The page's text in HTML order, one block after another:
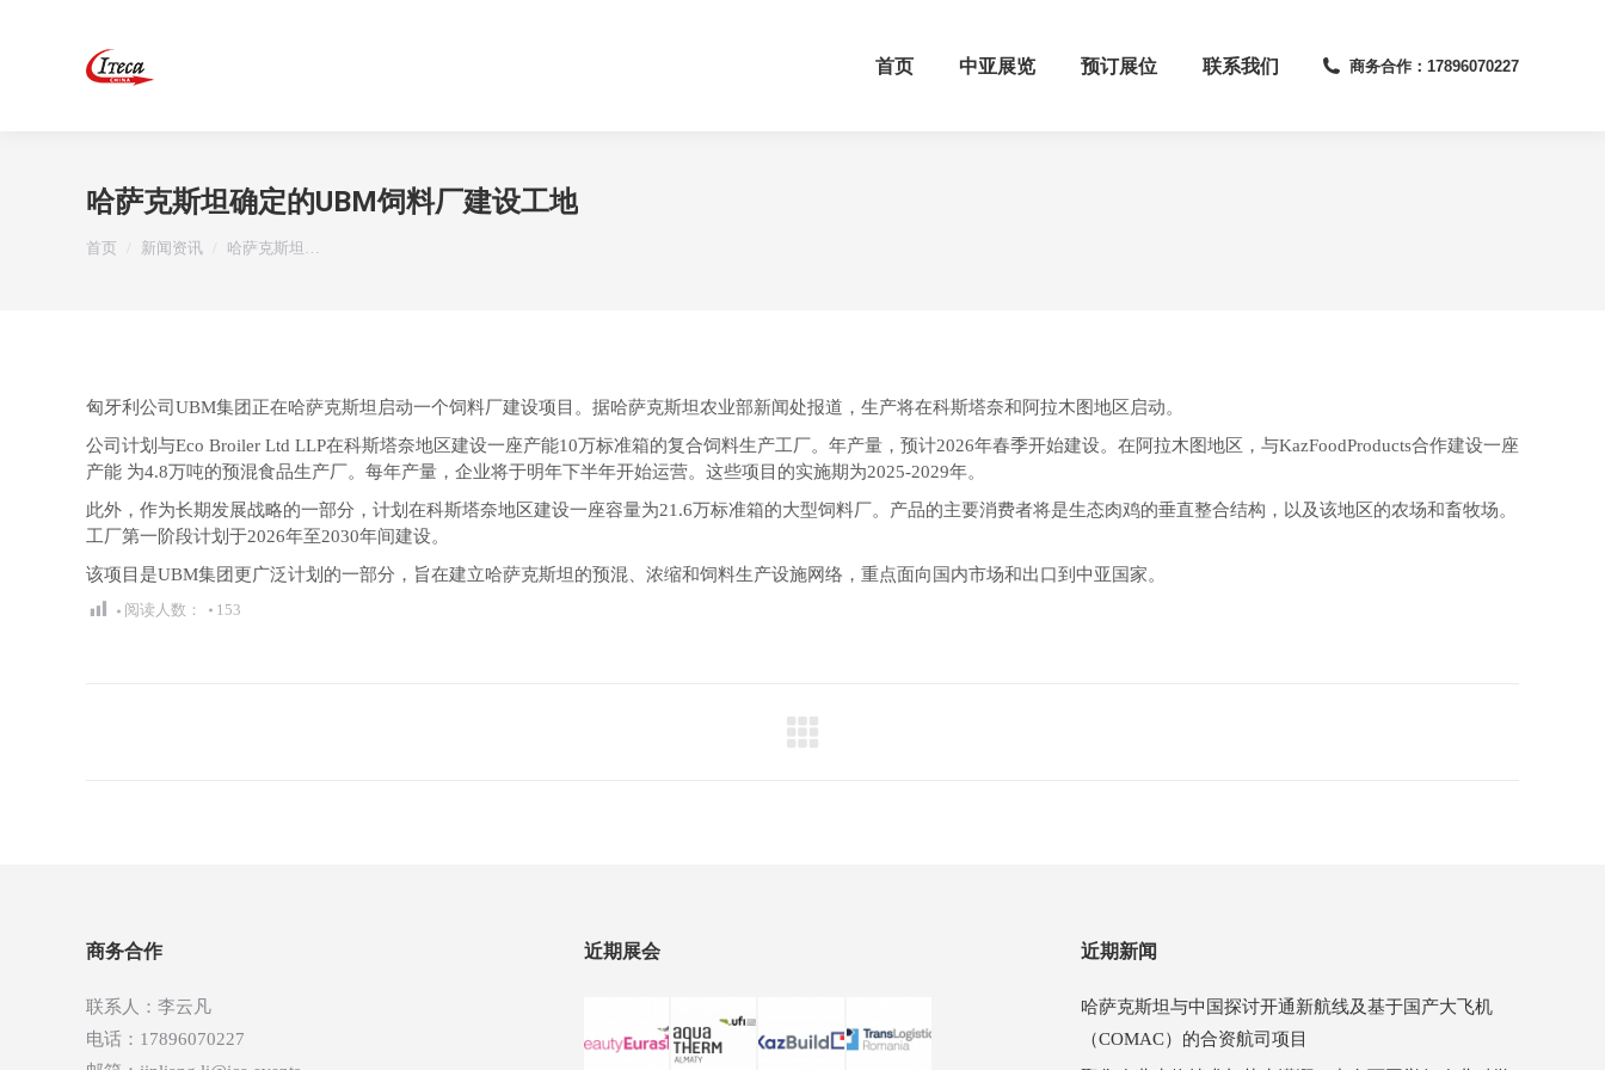
首页 中亚展览 预订展位 联系我们 商务合作：17896070227
哈萨克斯坦确定的UBM饲料厂建设工地
首页 新闻资讯 哈萨克斯坦…
匈牙利公司UBM集团正在哈萨克斯坦启动一个饲料厂建设项目。据哈萨克斯坦农业部新闻处报道，生产将在科斯塔奈和阿拉木图地区启动。
公司计划与Eco Broiler Ltd LLP在科斯塔奈地区建设一座产能10万标准箱的复合饲料生产工厂。年产量，预计2026年春季开始建设。在阿拉木图地区，与KazFoodProducts合作建设一座
产能 为4.8万吨的预混食品生产厂。每年产量，企业将于明年下半年开始运营。这些项目的实施期为2025-2029年。
此外，作为长期发展战略的一部分，计划在科斯塔奈地区建设一座容量为21.6万标准箱的大型饲料厂。产品的主要消费者将是生态肉鸡的垂直整合结构，以及该地区的农场和畜牧场。
工厂第一阶段计划于2026年至2030年间建设。
该项目是UBM集团更广泛计划的一部分，旨在建立哈萨克斯坦的预混、浓缩和饲料生产设施网络，重点面向国内市场和出口到中亚国家。
阅读人数： 153
商务合作
联系人：李云凡
电话：17896070227
近期展会 近期新闻
哈萨克斯坦与中国探讨开通新航线及基于国产大飞机
（COMAC）的合资航司项目